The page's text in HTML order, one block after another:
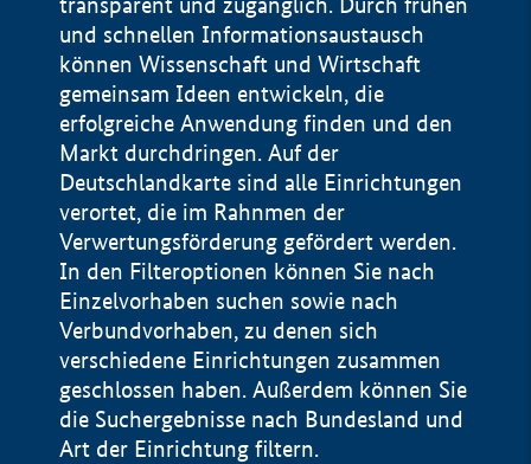
und schnellen Informationsaustausch
können Wissenschaft und Wirtschaft
gemeinsam Ideen entwickeln, die
erfolgreiche Anwendung finden und den
Markt durchdringen. Auf der
Deutschlandkarte sind alle Einrichtungen
verortet, die im Rahnmen der
Verwertungsförderung gefördert werden.
In den Filteroptionen können Sie nach
Einzelvorhaben suchen sowie nach
Verbundvorhaben, zu denen sich
verschiedene Einrichtungen zusammen
geschlossen haben. Außerdem können Sie
die Suchergebnisse nach Bundesland und
Art der Einrichtung filtern.